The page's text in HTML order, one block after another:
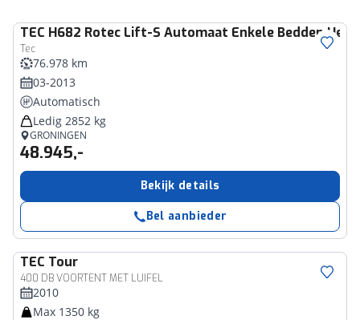
TEC H682 Rotec Lift-S Automaat Enkele Bedden
Tec
76.978 km
03-2013
Automatisch
Ledig 2852 kg
GRONINGEN
48.945,-
Bekijk details
Bel aanbieder
TEC Tour
400 DB VOORTENT MET LUIFEL
2010
Max 1350 kg